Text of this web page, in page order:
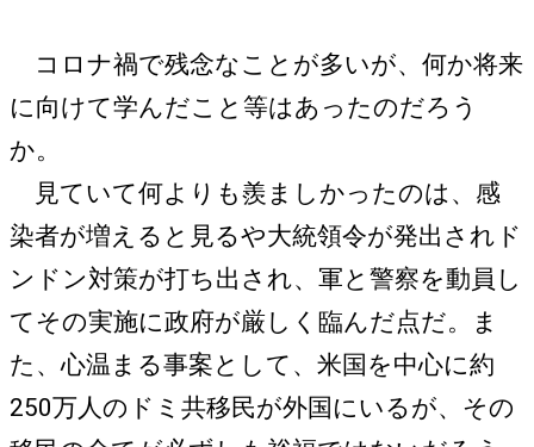
コロナ禍で残念なことが多いが、何か将来
に向けて学んだこと等はあったのだろう
か。
見ていて何よりも羨ましかったのは、感
染者が増えると見るや大統領令が発出されド
ンドン対策が打ち出され、軍と警察を動員し
てその実施に政府が厳しく臨んだ点だ。ま
た、心温まる事案として、米国を中心に約
250万人のドミ共移民が外国にいるが、その